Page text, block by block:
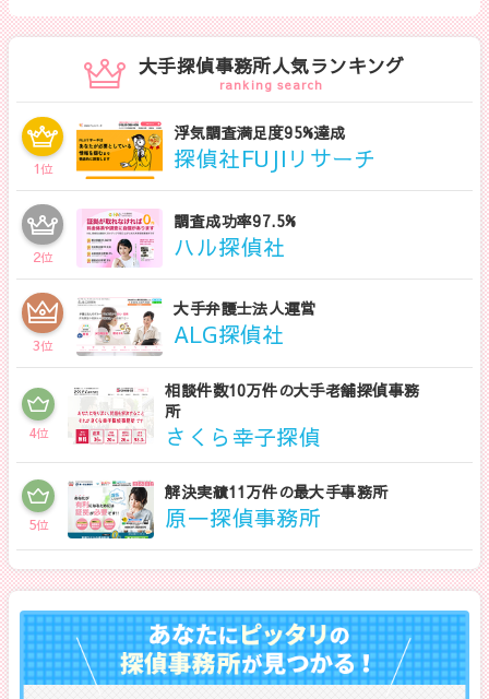
大手探偵事務所人気ランキング
ranking search
1位
浮気調査満足度95%達成
探偵社FUJIリサーチ
2位
調査成功率97.5%
ハル探偵社
3位
大手弁護士法人運営
ALG探偵社
4位
相談件数10万件の大手老舗探偵事務
所
さくら幸子探偵
5位
解決実績11万件の最大手事務所
原一探偵事務所